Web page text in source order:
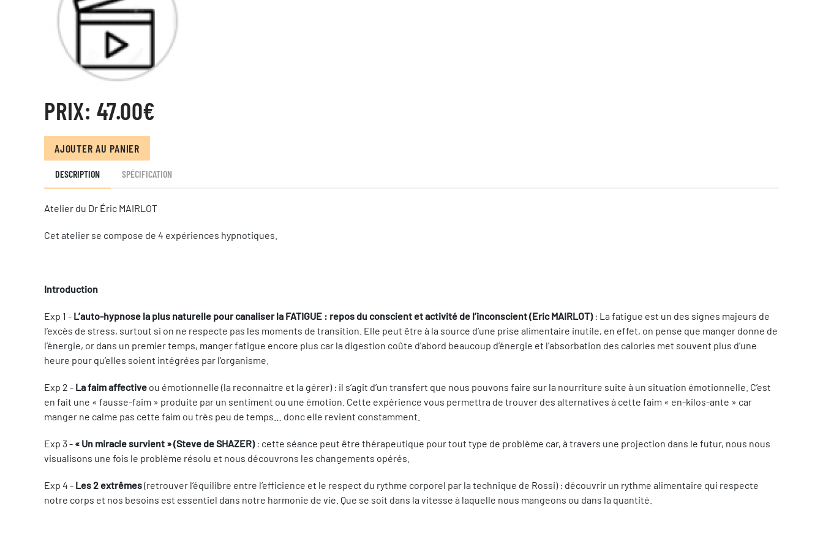
PRIX: 47.00‎€
AJOUTER AU PANIER
DESCRIPTION SPÉCIFICATION
Atelier du Dr Éric MAIRLOT
Cet atelier se compose de 4 expériences hypnotiques.
Introduction
Exp 1 - L’auto-hypnose la plus naturelle pour canaliser la FATIGUE : repos du conscient et activité de l’inconscient (Eric MAIRLOT): La fatigue est un des signes majeurs de
l’excès de stress, surtout si on ne respecte pas les moments de transition. Elle peut être à la source d’une prise alimentaire inutile, en effet, on pense que manger donne de
l’énergie, or dans un premier temps, manger fatigue encore plus car la digestion coûte d’abord beaucoup d’énergie et l’absorbation des calories met souvent plus d’une
heure pour qu’elles soient intégrées par l’organisme.
Exp 2 - La faim affective ou émotionnelle (la reconnaitre et la gérer) : il s’agit d’un transfert que nous pouvons faire sur la nourriture suite à un situation émotionnelle. C’est
en fait une « fausse-faim » produite par un sentiment ou une émotion. Cette expérience vous permettra de trouver des alternatives à cette faim « en-kilos-ante » car
manger ne calme pas cette faim ou très peu de temps… donc elle revient constamment.
Exp 3 - « Un miracle survient » (Steve de SHAZER): cette séance peut être thérapeutique pour tout type de problème car, à travers une projection dans le futur, nous nous
visualisons une fois le problème résolu et nous découvrons les changements opérés.
Exp 4 - Les 2 extrêmes(retrouver l’équilibre entre l’efficience et le respect du rythme corporel par la technique de Rossi) : découvrir un rythme alimentaire qui respecte
notre corps et nos besoins est essentiel dans notre harmonie de vie. Que se soit dans la vitesse à laquelle nous mangeons ou dans la quantité.